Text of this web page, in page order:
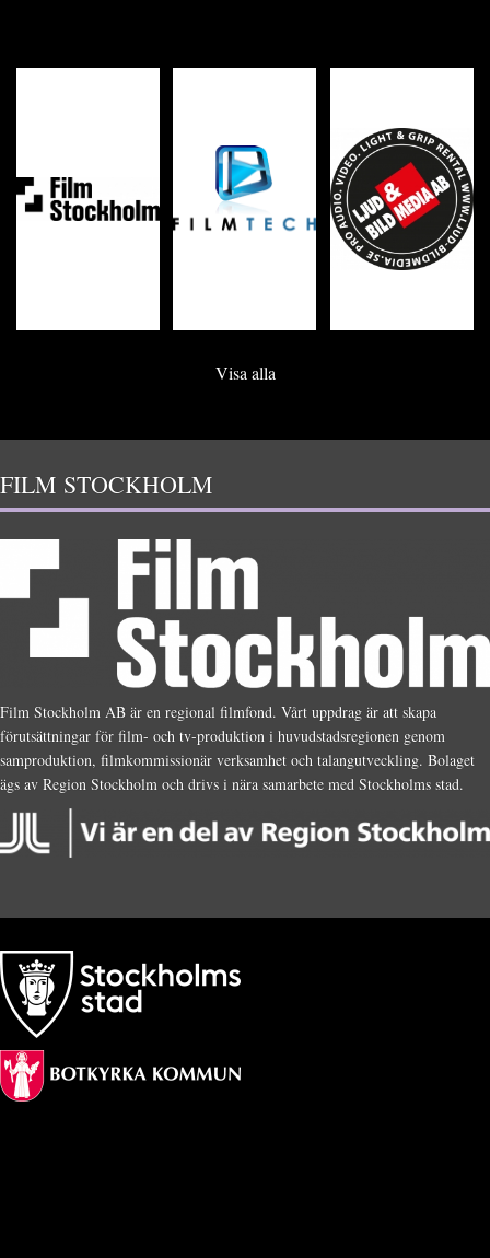
Visa alla
FILM STOCKHOLM
Film Stockholm AB är en regional filmfond. Vårt uppdrag är att skapa
förutsättningar för film- och tv-produktion i huvudstadsregionen genom
samproduktion, filmkommissionär verksamhet och talangutveckling. Bolaget
ägs av Region Stockholm och drivs i nära samarbete med Stockholms stad.